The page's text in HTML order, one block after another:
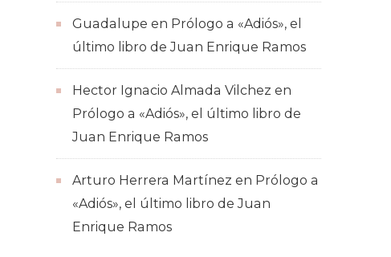
Guadalupe en Prólogo a «Adiós», el
último libro de Juan Enrique Ramos
Hector Ignacio Almada Vilchez en
Prólogo a «Adiós», el último libro de
Juan Enrique Ramos
Arturo Herrera Martínez en Prólogo a
«Adiós», el último libro de Juan
Enrique Ramos